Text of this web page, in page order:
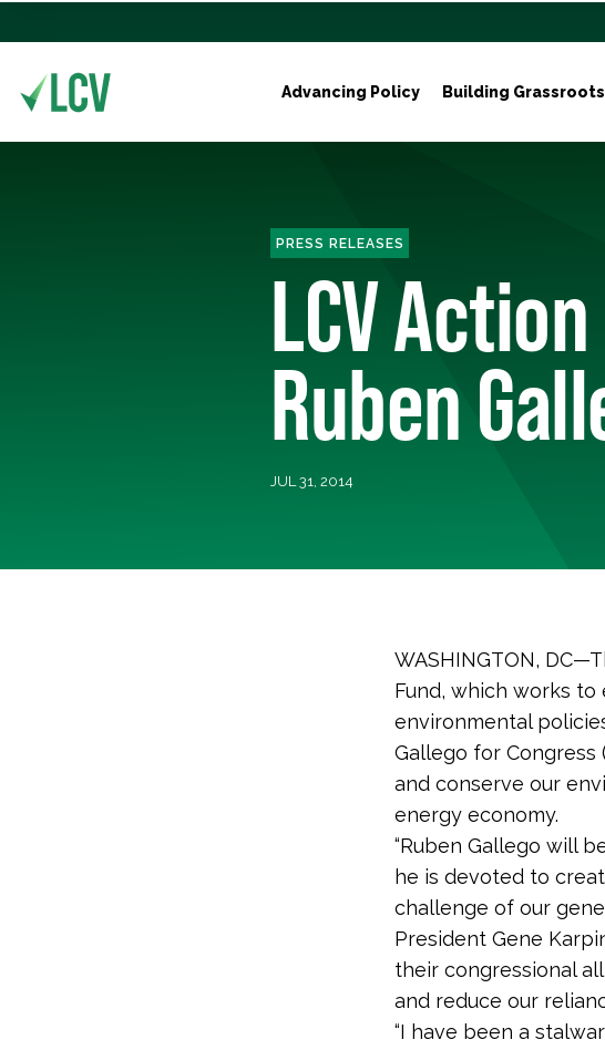
Advancing Policy Building
PRESS RELEASES
LCV
Ruben
JUL 31, 2014
WASHINGTON,
Fund, which works
environmental
Gallego for Congress
and conserve our
energy economy.
“Ruben Gallego will
he is devoted to
challenge of our
President Gene
their congressional
and reduce our
“I have been a